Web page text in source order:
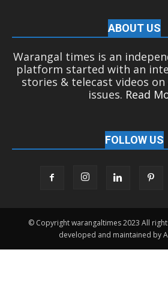
ABOUT US
Warangal times is an
platform started with an
stories & telecast videos
issues. Read
FOLLOW US
© Copyright warangaltimes 2023 All
developed and maintained by